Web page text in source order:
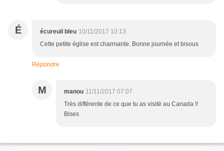
É écureuil bleu 10/11/2017 10:13
Cette petite église est charmante. Bonne journée et bisous
Répondre
M manou 11/11/2017 07:07
Très différente de ce que tu as visité au Canada !!
Bises